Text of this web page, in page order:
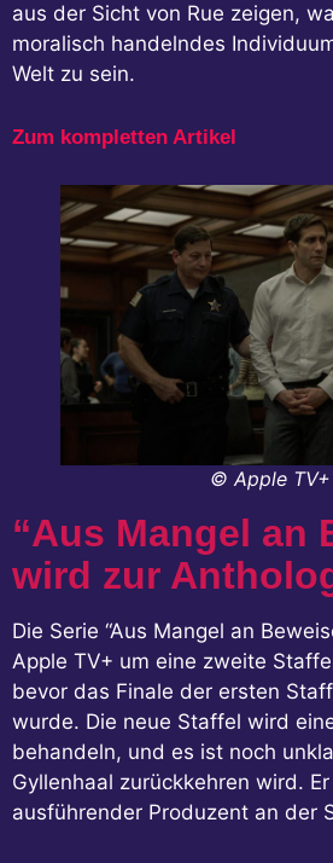
aus der Sicht von Rue zeigen,
moralisch handelndes
Welt zu sein.
Zum kompletten Artikel
© Apple TV+
“Aus Mangel an
wird zur
Die Serie “Aus Mangel an
Apple TV+ um eine zweite
bevor das Finale der ersten
wurde. Die neue Staffel wird
behandeln, und es ist noch
Gyllenhaal zurückkehren wird.
ausführender Produzent an der